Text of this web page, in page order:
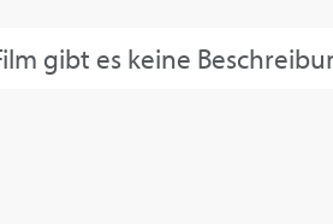
gibt es keine